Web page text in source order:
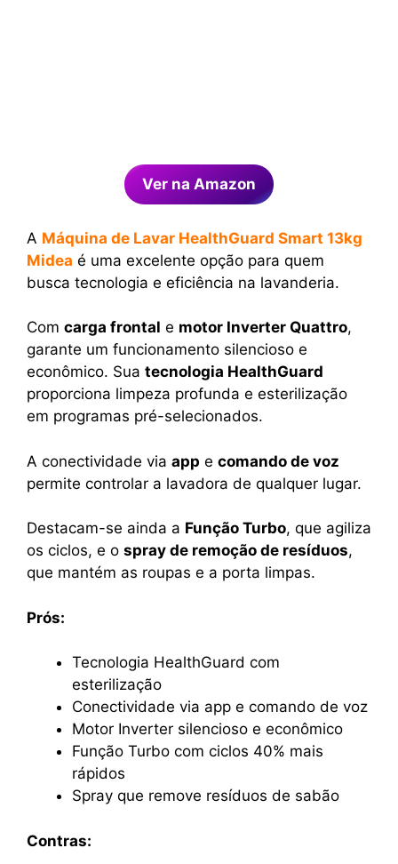
Ver na Amazon
A Máquina de Lavar HealthGuard Smart 13kg
Midea é uma excelente opção para quem
busca tecnologia e eficiência na lavanderia.
Com carga frontal e motor Inverter Quattro,
garante um funcionamento silencioso e
econômico. Sua tecnologia HealthGuard
proporciona limpeza profunda e esterilização
em programas pré-selecionados.
A conectividade via app e comando de voz
permite controlar a lavadora de qualquer lugar.
Destacam-se ainda a Função Turbo, que agiliza
os ciclos, e o spray de remoção de resíduos,
que mantém as roupas e a porta limpas.
Prós:
Tecnologia HealthGuard com
esterilização
Conectividade via app e comando de voz
Motor Inverter silencioso e econômico
Função Turbo com ciclos 40% mais
rápidos
Spray que remove resíduos de sabão
Contras: